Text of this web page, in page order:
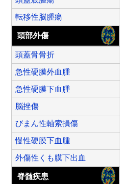
転移性脳腫瘍
頭部外傷
頭蓋骨骨折
急性硬膜外血腫
急性硬膜下血腫
脳挫傷
びまん性軸索損傷
慢性硬膜下血腫
外傷性くも膜下出血
脊髄疾患